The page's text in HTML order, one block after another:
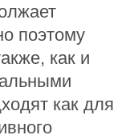
поэтому
как и
как для